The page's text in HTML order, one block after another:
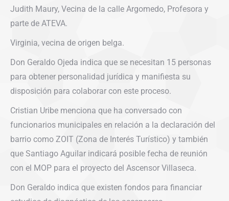
Judith Maury, Vecina de la calle Argomedo, Profesora y
parte de ATEVA.
Virginia, vecina de origen belga.
Don Geraldo Ojeda indica que se necesitan 15 personas
para obtener personalidad jurídica y manifiesta su
disposición para colaborar con este proceso.
Cristian Uribe menciona que ha conversado con
funcionarios municipales en relación a la declaración del
barrio como ZOIT (Zona de Interés Turístico) y también
que Santiago Aguilar indicará posible fecha de reunión
con el MOP para el proyecto del Ascensor Villaseca.
Don Geraldo indica que existen fondos para financiar